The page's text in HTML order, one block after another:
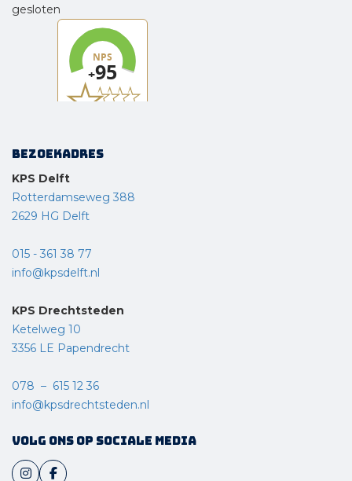
gesloten
Bezoekadres
KPS Delft
Rotterdamseweg 388
2629 HG Delft
015 - 361 38 77
info@kpsdelft.nl
KPS Drechtsteden
Ketelweg 10
3356 LE Papendrecht
078 – 615 12 36
info@kpsdrechtsteden.nl
Volg ons op sociale media